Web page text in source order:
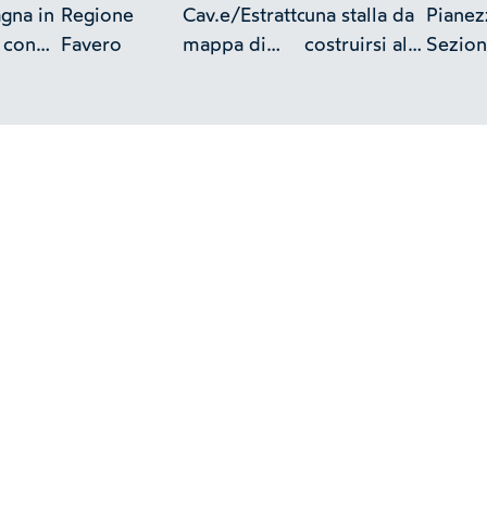
in Regione
Favero
Cav.e/Estratto
mappa di
una stalla da
costruirsi alla
Riva Dros di